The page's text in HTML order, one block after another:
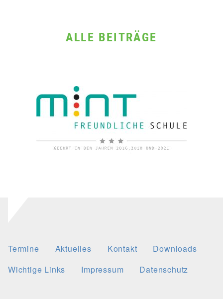
ALLE BEITRÄGE
Termine Aktuelles Kontakt
Downloads
Wichtige Links
Impressum Datenschutz